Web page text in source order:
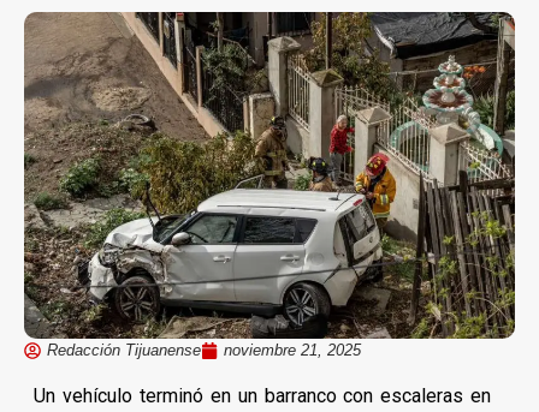
Redacción Tijuanense noviembre 21, 2025
Un vehículo terminó en un barranco con escaleras en